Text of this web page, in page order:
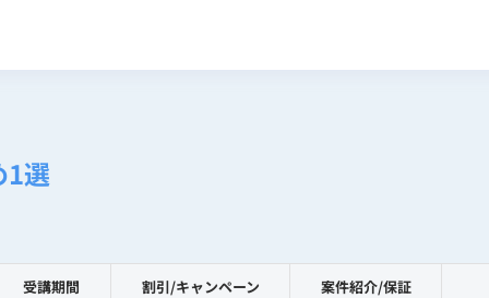
1選
受講期間 割引/キャンペーン 案件紹介/保証